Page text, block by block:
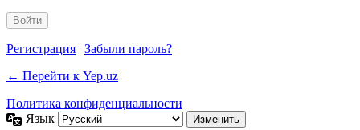
Регистрация | Забыли пароль?
← Перейти к Yep.uz
Политика конфиденциальности
Язык